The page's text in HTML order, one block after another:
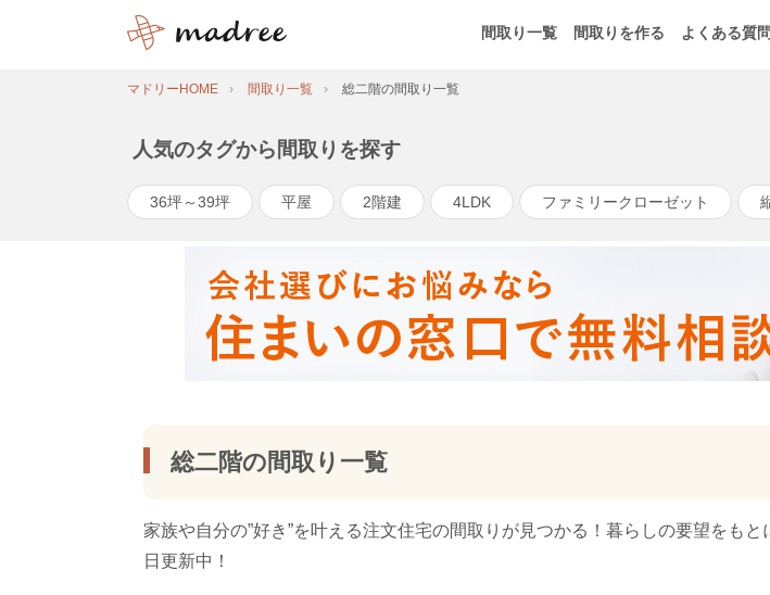
間取り一覧 間取りを作る よくある質問
マドリーHOME 間取り一覧 総二階の間取り一覧
人気のタグから間取りを探す
36坪～39坪 平屋 2階建 4LDK ファミリークローゼット
総二階の間取り一覧
家族や自分の”好き”を叶える注文住宅の間取りが見つかる！暮らしの要望をも
日更新中！